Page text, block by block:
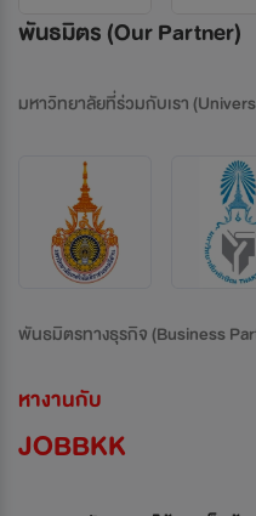
พันธมิตร (Our Partner)
มหาวิทยาลัยที่ร่วมกับเรา
พันธมิตรทางธุรกิจ(Business
หางานกับ
JOBBKK